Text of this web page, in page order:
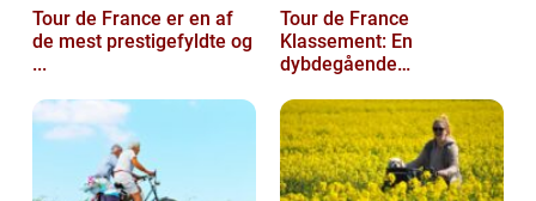
Tour de France er en af
de mest prestigefyldte og
...
Tour de France
Klassement: En
dybdegående